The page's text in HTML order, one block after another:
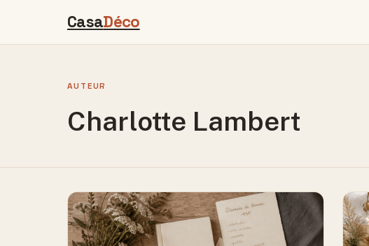
CasaDéco
AUTEUR
Charlotte Lambert